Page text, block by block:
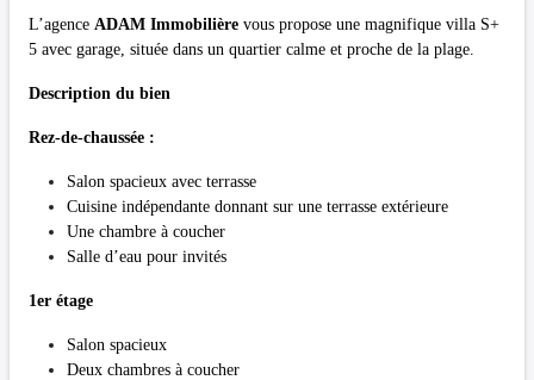
L’agence ADAM Immobilière vous propose une magnifique villa S+
5 avec garage, située dans un quartier calme et proche de la plage.
Description du bien
Rez-de-chaussée :
Salon spacieux avec terrasse
Cuisine indépendante donnant sur une terrasse extérieure
Une chambre à coucher
Salle d’eau pour invités
1er étage
Salon spacieux
Deux chambres à coucher